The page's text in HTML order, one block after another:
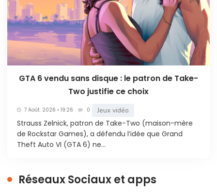
GTA 6 vendu sans disque : le patron de Take-
Two justifie ce choix
7 Août. 2026 • 19:26 0 Jeux vidéo
Strauss Zelnick, patron de Take-Two (maison-mère
de Rockstar Games), a défendu l’idée que Grand
Theft Auto VI (GTA 6) ne...
Réseaux Sociaux et apps